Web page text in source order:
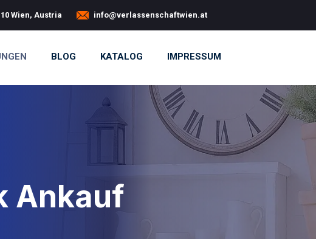
Wien, Austria info@verlassenschaftwien.at
BLOG KATALOG IMPRESSUM
Ankauf